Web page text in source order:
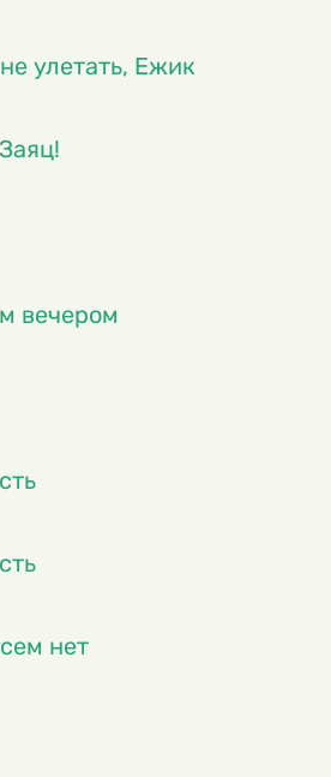
улетать, Ежик
вечером
нет